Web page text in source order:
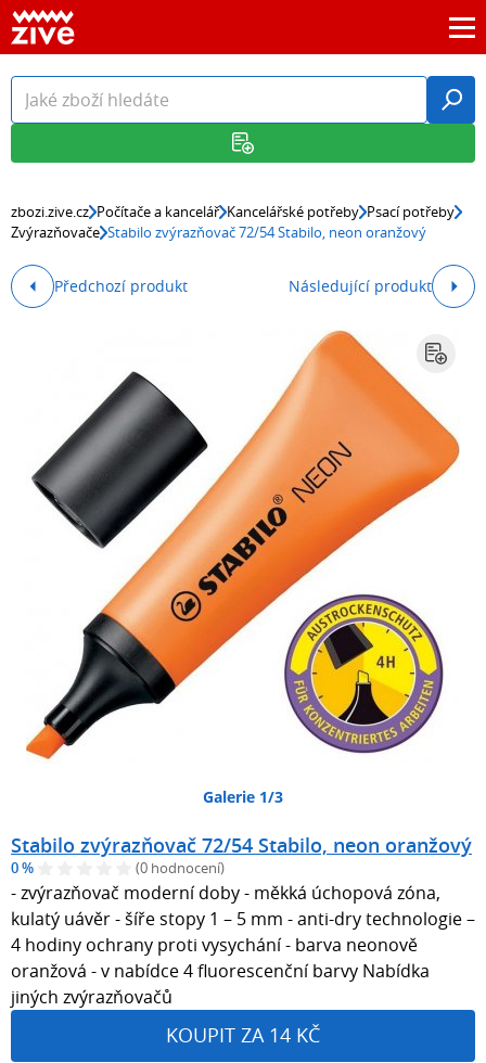
zbozi.zive.cz Počítače a kancelář Kancelářské potřeby Psací potřeby
Zvýrazňovače Stabilo zvýrazňovač 72/54 Stabilo, neon oranžový
Předchozí produkt Následující produkt
Galerie 1/3
Stabilo zvýrazňovač 72/54 Stabilo, neon oranžový
0 % (0 hodnocení)
- zvýrazňovač moderní doby - měkká úchopová zóna,
kulatý uávěr - šíře stopy 1 – 5 mm - anti-dry technologie –
4 hodiny ochrany proti vysychání - barva neonově
oranžová - v nabídce 4 fluorescenční barvy Nabídka
jiných zvýrazňovačů
KOUPIT ZA 14 KČ